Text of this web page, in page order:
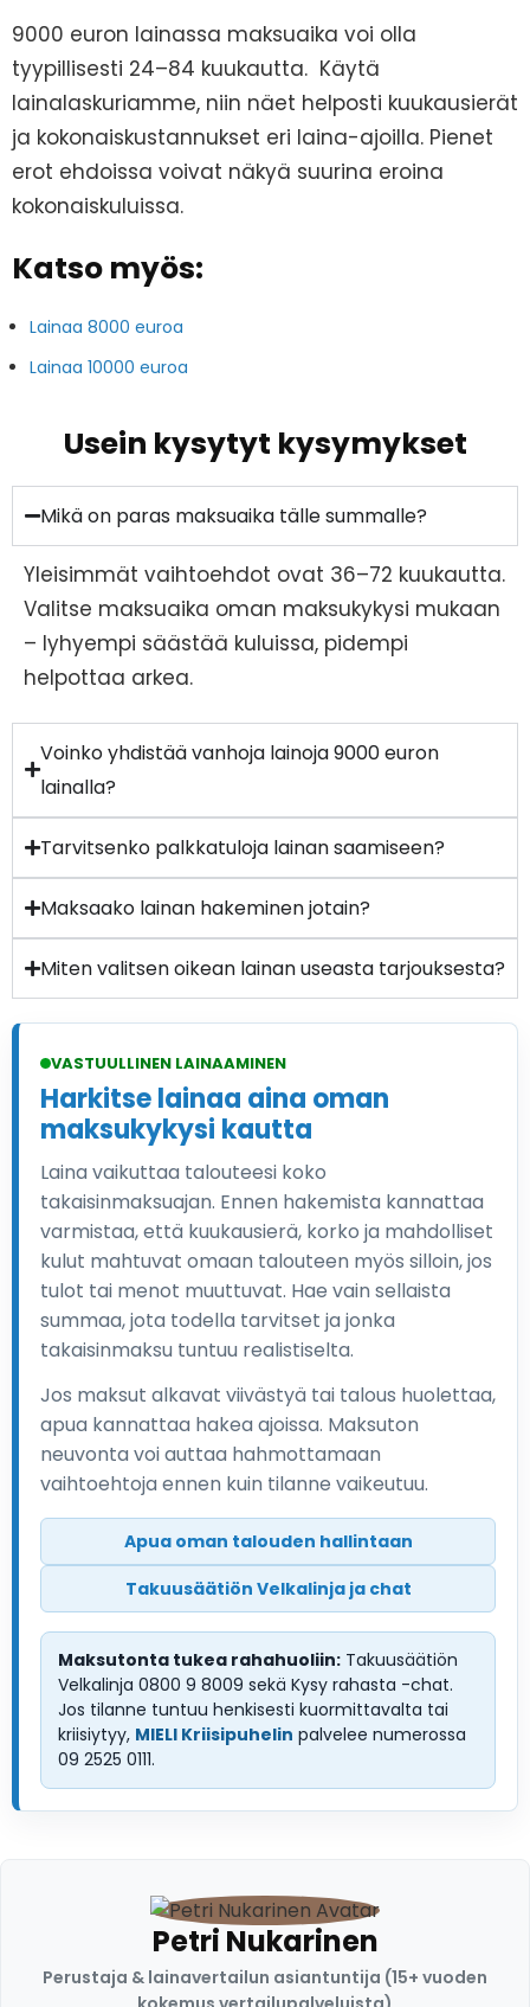
9000 euron lainassa maksuaika voi olla
tyypillisesti 24–84 kuukautta. Käytä
lainalaskuriamme, niin näet helposti kuukausierät
ja kokonaiskustannukset eri laina-ajoilla. Pienet
erot ehdoissa voivat näkyä suurina eroina
kokonaiskuluissa.
Katso myös:
Lainaa 8000 euroa
Lainaa 10000 euroa
Usein kysytyt kysymykset
Mikä on paras maksuaika tälle summalle?
Yleisimmät vaihtoehdot ovat 36–72 kuukautta.
Valitse maksuaika oman maksukykysi mukaan
– lyhyempi säästää kuluissa, pidempi
helpottaa arkea.
Voinko yhdistää vanhoja lainoja 9000 euron
lainalla?
Tarvitsenko palkkatuloja lainan saamiseen?
Maksaako lainan hakeminen jotain?
Miten valitsen oikean lainan useasta tarjouksesta?
VASTUULLINEN LAINAAMINEN
Harkitse lainaa aina oman
maksukykysi kautta
Laina vaikuttaa talouteesi koko
takaisinmaksuajan. Ennen hakemista kannattaa
varmistaa, että kuukausierä, korko ja mahdolliset
kulut mahtuvat omaan talouteen myös silloin, jos
tulot tai menot muuttuvat. Hae vain sellaista
summaa, jota todella tarvitset ja jonka
takaisinmaksu tuntuu realistiselta.
Jos maksut alkavat viivästyä tai talous huolettaa,
apua kannattaa hakea ajoissa. Maksuton
neuvonta voi auttaa hahmottamaan
vaihtoehtoja ennen kuin tilanne vaikeutuu.
Apua oman talouden hallintaan
Takuusäätiön Velkalinja ja chat
Maksutonta tukea rahahuoliin: Takuusäätiön
Velkalinja 0800 9 8009 sekä Kysy rahasta -chat.
Jos tilanne tuntuu henkisesti kuormittavalta tai
kriisiytyy, MIELI Kriisipuhelin palvelee numerossa
09 2525 0111.
Petri Nukarinen
Perustaja & lainavertailun asiantuntija (15+ vuoden